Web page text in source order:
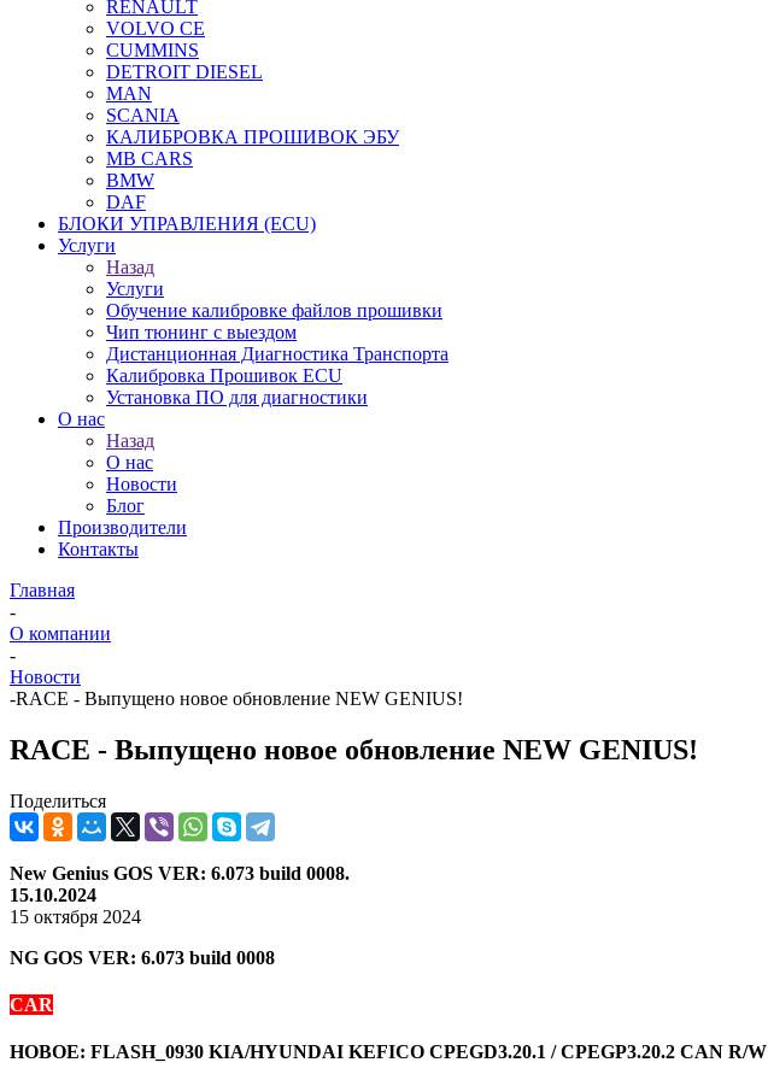
RENAULT
VOLVO CE
CUMMINS
DETROIT DIESEL
MAN
SCANIA
КАЛИБРОВКА ПРОШИВОК ЭБУ
MB CARS
BMW
DAF
БЛОКИ УПРАВЛЕНИЯ (ECU)
Услуги
Назад
Услуги
Обучение калибровке файлов прошивки
Чип тюнинг с выездом
Дистанционная Диагностика Транспорта
Калибровка Прошивок ECU
Установка ПО для диагностики
О нас
Назад
О нас
Новости
Блог
Производители
Контакты
Главная
-
О компании
-
Новости
-RACE - Выпущено новое обновление NEW GENIUS!
RACE - Выпущено новое обновление NEW GENIUS!
Поделиться
New Genius GOS VER: 6.073 build 0008.
15.10.2024
15 октября 2024
NG GOS VER: 6.073 build 0008
CAR
НОВОЕ: FLASH_0930 KIA/HYUNDAI KEFICO CPEGD3.20.1 / CPEGP3.20.2 CAN R/W